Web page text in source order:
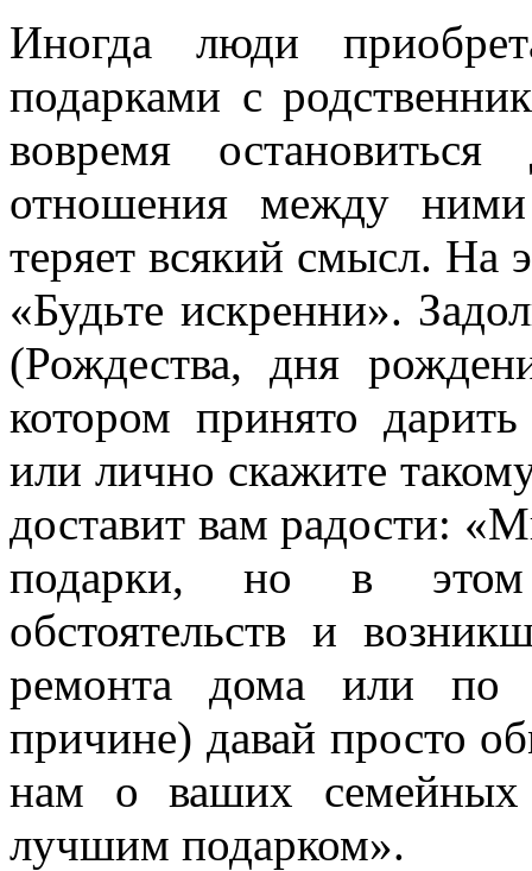
Иногда люди
подарками с
вовремя
отношения между
теряет всякий смысл. На
«Будьте искренни».
(Рождества, дня
котором принято
или лично скажите
доставит вам радости:
подарки, но в этом
обстоятельств и
ремонта дома или по
причине) давай просто
нам о ваших семейных
лучшим подарком».